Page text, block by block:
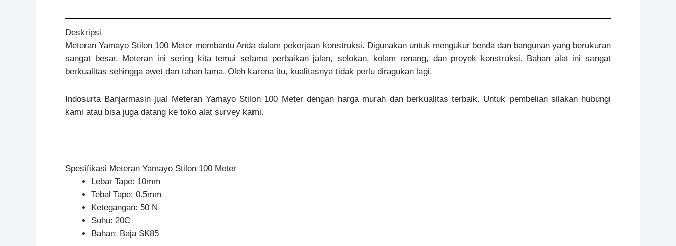
Deskripsi
Meteran Yamayo Stilon 100 Meter membantu Anda dalam pekerjaan konstruksi. Digunakan untuk mengukur benda dan bangunan yang berukuran
sangat besar. Meteran ini sering kita temui selama perbaikan jalan, selokan, kolam renang, dan proyek konstruksi. Bahan alat ini sangat
berkualitas sehingga awet dan tahan lama. Oleh karena itu, kualitasnya tidak perlu diragukan lagi.
Indosurta Banjarmasin jual Meteran Yamayo Stilon 100 Meter dengan harga murah dan berkualitas terbaik. Untuk pembelian silakan hubungi
kami atau bisa juga datang ke toko alat survey kami.
Spesifikasi Meteran Yamayo Stilon 100 Meter
Lebar Tape: 10mm
Tebal Tape: 0.5mm
Ketegangan: 50 N
Suhu: 20C
Bahan: Baja SK85